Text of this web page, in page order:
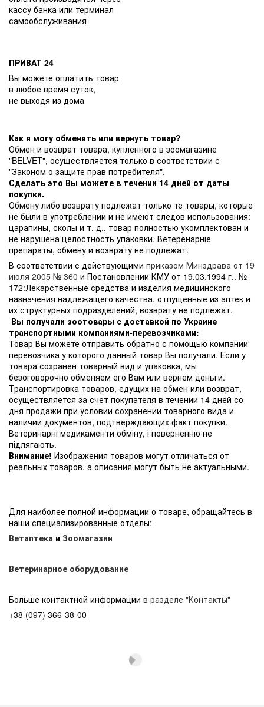
кассу банка или терминал
самообслуживания
ПРИВАТ 24
Вы можете оплатить товар
в любое время суток,
не выходя из дома
Как я могу обменять или вернуть товар?
Обмен и возврат товара, купленного в зоомагазине
"BELVET", осуществляется только в соответствии с
"Законом о защите прав потребителя".
Сделать это Вы можете в течении 14 дней от даты
покупки.
Обмену либо возврату подлежат только те товары, которые
не были в употреблении и не имеют следов использования:
царапины, сколы и т. д., товар полностью укомплектован и
не нарушена целостность упаковки. Ветеренарніе
препараты, обмену и возврату не подлежат.
В соответствии с действующими приказом Минздрава от 19
июля 2005 № 360 и Постановлении КМУ от 19.03.1994 г.. №
172:Лекарственные средства и изделия медицинского
назначения надлежащего качества, отпущенные из аптек и
их структурных подразделений, возврату не подлежат.
Вы получали зоотовары с доставкой по Украине
транспортными компаниями-перевозчиками:
Товар Вы можете отправить обратно с помощью компании
перевозчика у которого данный товар Вы получали. Если у
товара сохранен товарный вид и упаковка, мы
безоговорочно обменяем его Вам или вернем деньги.
Транспортировка товаров, едущих на обмен или возврат,
осуществляется за счет покупателя в течении 14 дней со
дня продажи при условии сохранении товарного вида и
наличии документов, подтверждающих факт покупки.
Ветеринарні медикаменти обміну, і поверненню не
підлягають.
Внимание! Изображения товаров могут отличаться от
реальных товаров, а описания могут быть не актуальными.
Для наиболее полной информации о товаре, обращайтесь в
наши специализированные отделы:
Ветаптека и Зоомагазин
Ветеринарное оборудование
Больше контактной информации в разделе "Контакты"
+38 (097) 366-38-00